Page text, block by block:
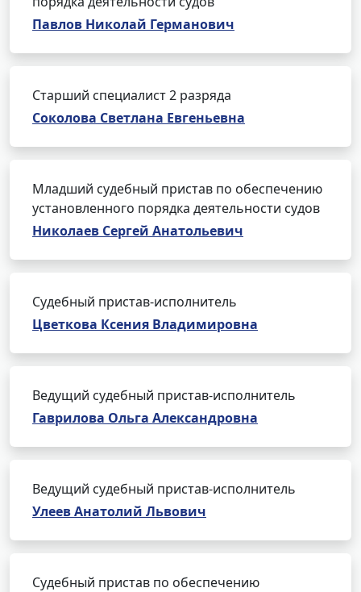
Павлов Николай Германович
Старший специалист 2 разряда
Соколова Светлана Евгеньевна
Младший судебный пристав по обеспечению
установленного порядка деятельности судов
Николаев Сергей Анатольевич
Судебный пристав-исполнитель
Цветкова Ксения Владимировна
Ведущий судебный пристав-исполнитель
Гаврилова Ольга Александровна
Ведущий судебный пристав-исполнитель
Улеев Анатолий Львович
Судебный пристав по обеспечению